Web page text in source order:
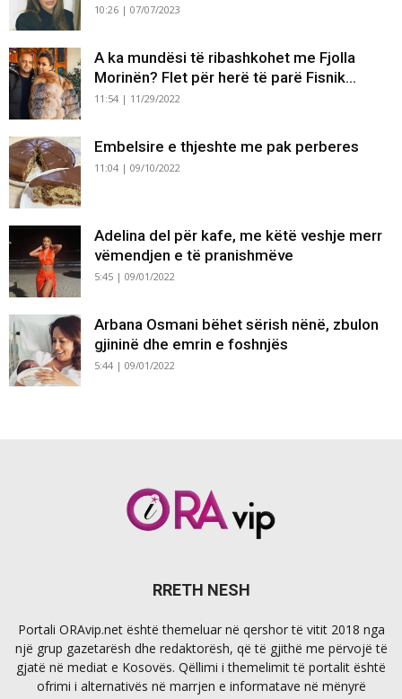
10:26 | 07/07/2023
A ka mundësi të ribashkohet me Fjolla
Morinën? Flet për herë të parë Fisnik...
11:54 | 11/29/2022
Embelsire e thjeshte me pak perberes
11:04 | 09/10/2022
Adelina del për kafe, me këtë veshje merr
vëmendjen e të pranishmëve
5:45 | 09/01/2022
Arbana Osmani bëhet sërish nënë, zbulon
gjininë dhe emrin e foshnjës
5:44 | 09/01/2022
RRETH NESH
Portali ORAvip.net është themeluar në qershor të vitit 2018 nga
një grup gazetarësh dhe redaktorësh, që të gjithë me përvojë të
gjatë në mediat e Kosovës. Qëllimi i themelimit të portalit është
ofrimi i alternativës në marrjen e informatave në mënyrë